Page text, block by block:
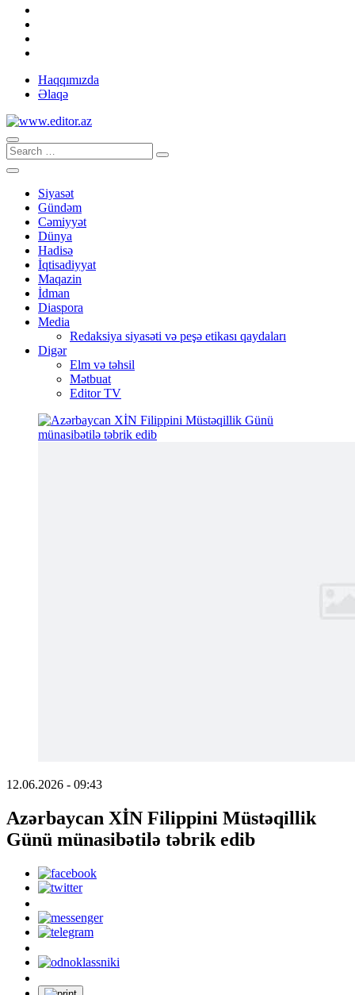
Haqqımızda
Əlaqə
Siyasət
Gündəm
Cəmiyyət
Dünya
Hadisə
İqtisadiyyat
Maqazin
İdman
Diaspora
Media
Redaksiya siyasəti və peşə etikası qaydaları
Digər
Elm və təhsil
Mətbuat
Editor TV
12.06.2026 - 09:43
Azərbaycan XİN Filippini Müstəqillik
Günü münasibətilə təbrik edib